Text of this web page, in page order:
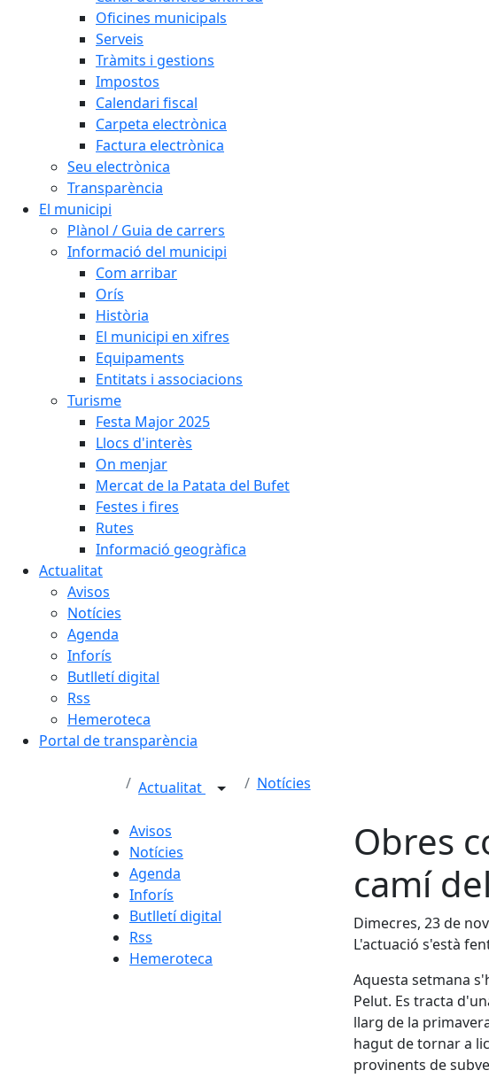
Oficines municipals
Serveis
Tràmits i gestions
Impostos
Calendari fiscal
Carpeta electrònica
Factura electrònica
Seu electrònica
Transparència
El municipi
Plànol / Guia de carrers
Informació del municipi
Com arribar
Orís
Història
El municipi en xifres
Equipaments
Entitats i associacions
Turisme
Festa Major 2025
Llocs d'interès
On menjar
Mercat de la Patata del Bufet
Festes i fires
Rutes
Informació geogràfica
Actualitat
Avisos
Notícies
Agenda
Inforís
Butlletí digital
Rss
Hemeroteca
Portal de transparència
Actualitat Notícies
Avisos
Notícies
Agenda
Inforís
Butlletí digital
Rss
Hemeroteca
Obres
camí
Dimecres, 23 de
L'actuació s'està
Aquesta setmana
Pelut. Es tracta
llarg de la
hagut de tornar a
provinents de